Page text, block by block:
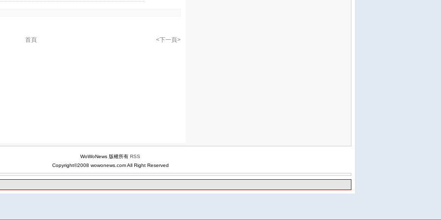
<下一頁>
首頁
WoWoNews 版權所有 RSS
Copyright©2008 wowonews.com All Right Reserved